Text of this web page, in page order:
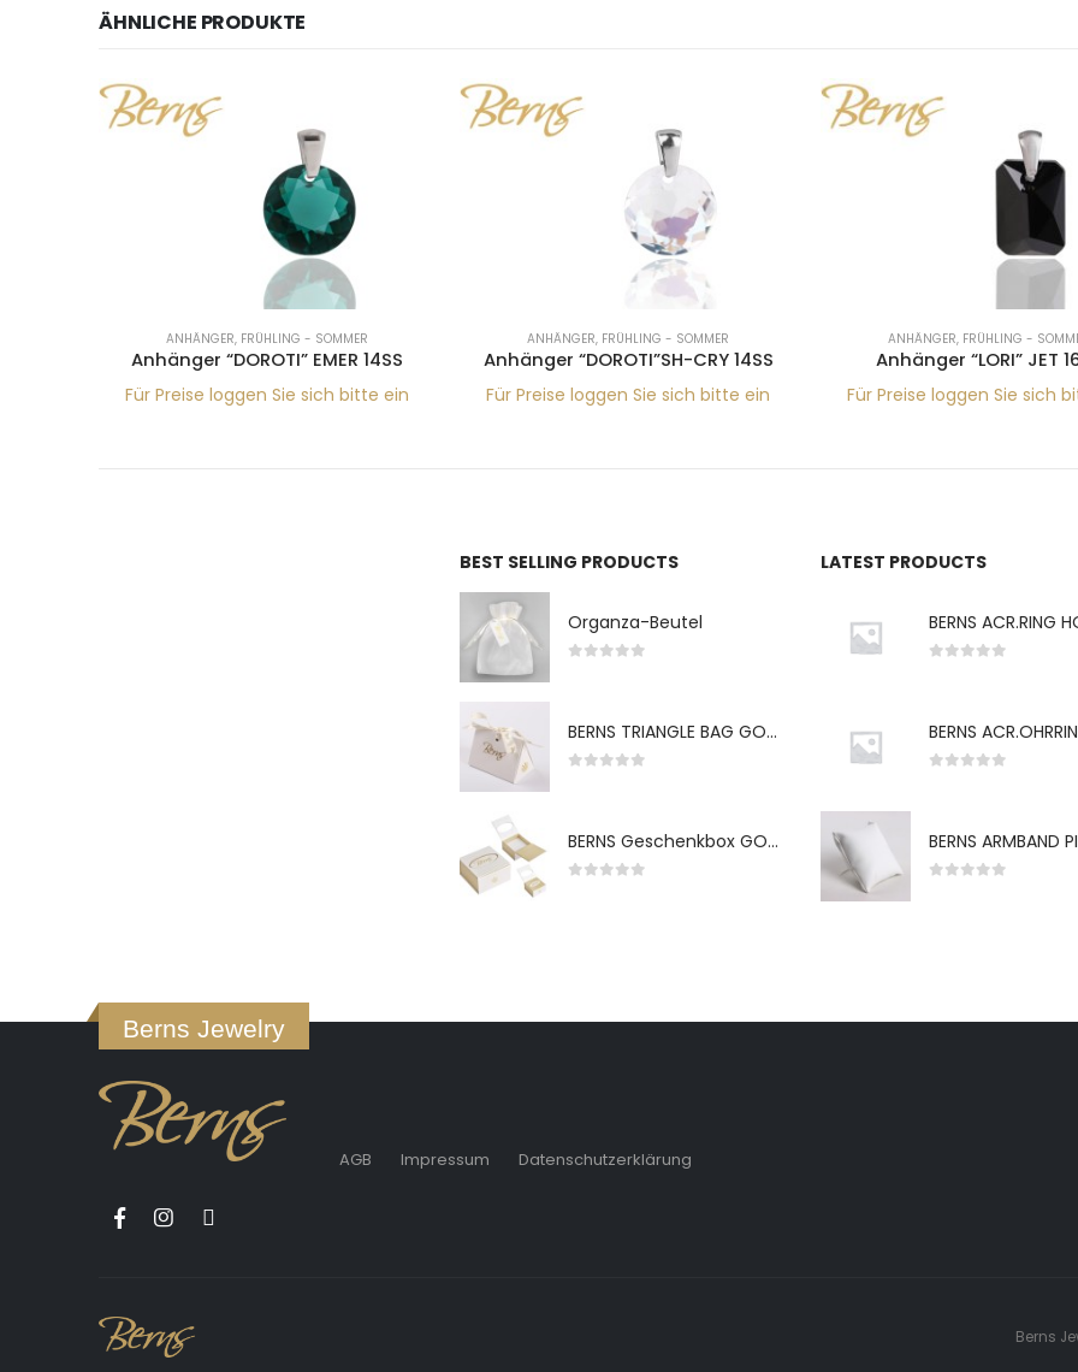
ÄHNLICHE PRODUKTE
ANHÄNGER, FRÜHLING - SOMMER
Anhänger “DOROTI” EMER 14SS
Für Preise loggen Sie sich bitte ein
ANHÄNGER, FRÜHLING - SOMMER
Anhänger “DOROTI”SH-CRY 14SS
Für Preise loggen Sie sich bitte ein
ANHÄNGER, FRÜHLING -
Anhänger “LORI” JET
Für Preise loggen Sie sich
BEST SELLING PRODUCTS
Organza-Beutel
BERNS TRIANGLE BAG GO-WH "S" 7*5CM
BERNS Geschenkbox GO-WH 65*65*38MM FOR SMALL SETS
LATEST PRODUCTS
Berns Jewelry
AGB Impressum Datenschutzerklärung
Berns